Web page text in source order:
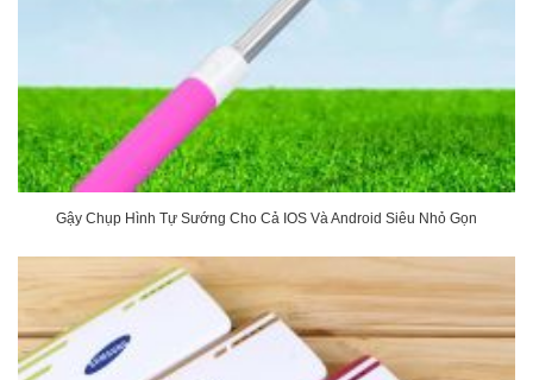
Gậy Chụp Hình Tự Sướng Cho Cả IOS Và Android Siêu Nhỏ Gọn